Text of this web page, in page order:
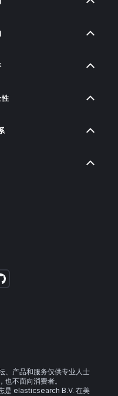
、产品和服务仅供专业人士
不面向消费者。
是 elasticsearch B.V. 在美